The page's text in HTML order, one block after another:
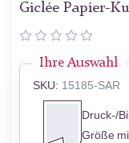
Giclée Papier-
Ihre Auswahl
SKU: 15185-SAR
Druck-/
Größe